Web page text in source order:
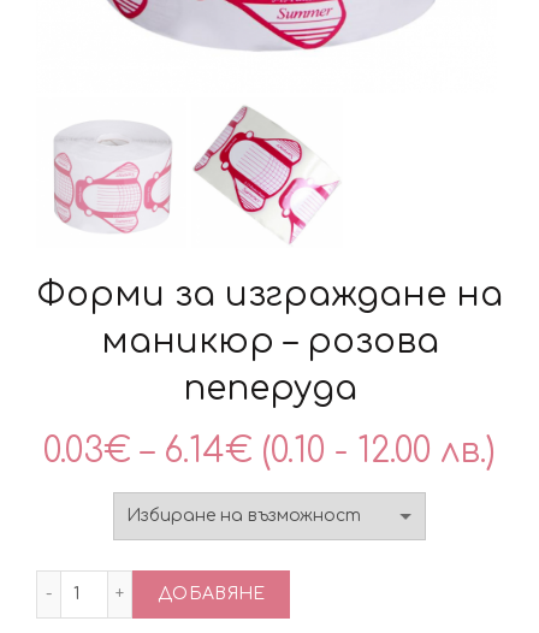
Форми за изграждане на
маникюр – розова
пеперуда
0.03€ – 6.14€ Price
range:
through
(0.10 - 12.00 лв.)
количество за Форми за изграждане на маникюр
ДОБАВЯНЕ